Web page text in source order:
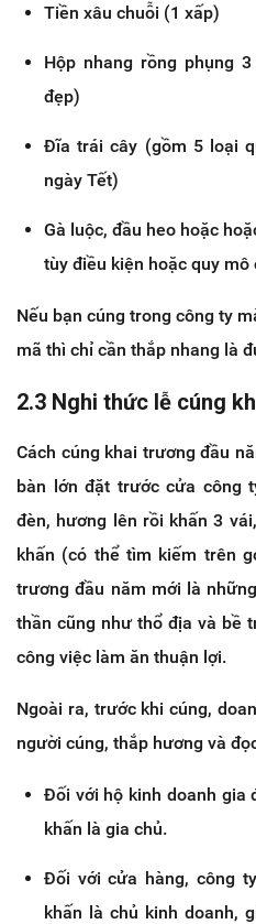
Tiền xâu chuỗi (1 xấp)
Hộp nhang rồng phụng
đẹp)
Đĩa trái cây (gồm 5 loại
ngày Tết)
Gà luộc, đầu heo hoặc
tùy điều kiện hoặc quy mô
Nếu bạn cúng trong công ty
mã thì chỉ cần thắp nhang là
2.3 Nghi thức lễ cúng
Cách cúng khai trương đầu
bàn lớn đặt trước cửa công
đèn, hương lên rồi khấn 3
khấn (có thể tìm kiếm trên
trương đầu năm mới là
thần cũng như thổ địa và bề
công việc làm ăn thuận lợi.
Ngoài ra, trước khi cúng,
người cúng, thắp hương và
Đối với hộ kinh doanh gia
khấn là gia chủ.
Đối với cửa hàng, công
khấn là chủ kinh doanh,